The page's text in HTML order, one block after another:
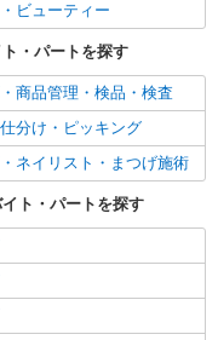
ビューティー
・パートを探す
商品管理・検品・検査
分け・ピッキング
ネイリスト・まつげ施術
ト・パートを探す